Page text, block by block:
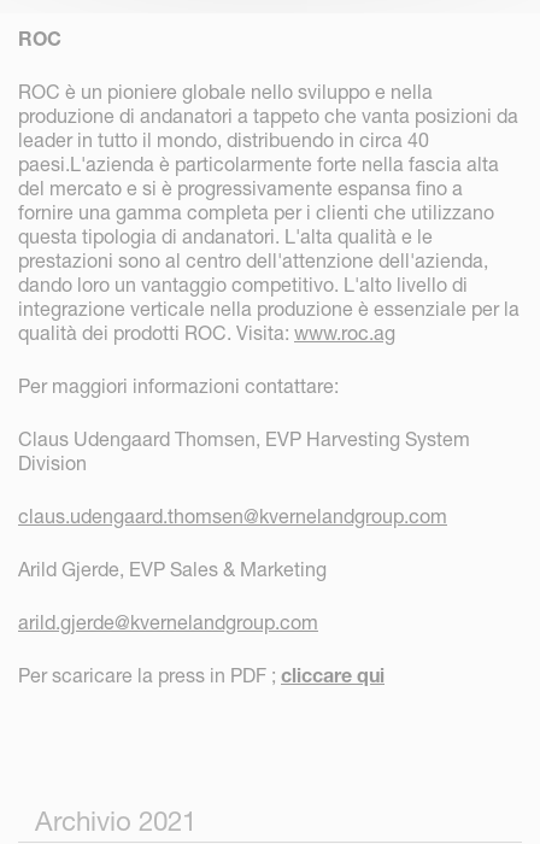
ROC
ROC è un pioniere globale nello sviluppo e nella
produzione di andanatori a tappeto che vanta posizioni da
leader in tutto il mondo, distribuendo in circa 40
paesi.L'azienda è particolarmente forte nella fascia alta
del mercato e si è progressivamente espansa fino a
fornire una gamma completa per i clienti che utilizzano
questa tipologia di andanatori. L'alta qualità e le
prestazioni sono al centro dell'attenzione dell'azienda,
dando loro un vantaggio competitivo. L'alto livello di
integrazione verticale nella produzione è essenziale per la
qualità dei prodotti ROC. Visita: www.roc.ag
Per maggiori informazioni contattare:
Claus Udengaard Thomsen, EVP Harvesting System
Division
claus.udengaard.thomsen@kvernelandgroup.com
Arild Gjerde, EVP Sales & Marketing
arild.gjerde@kvernelandgroup.com
Per scaricare la press in PDF ; cliccare qui
Archivio 2021